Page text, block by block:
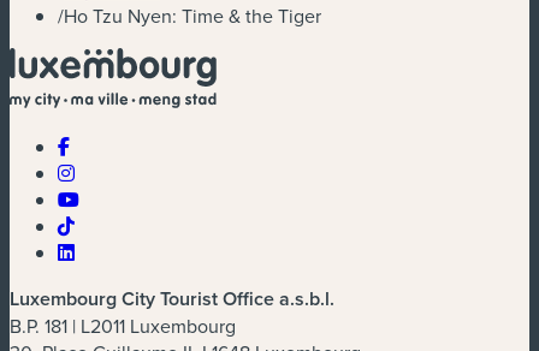
/Ho Tzu Nyen: Time & the Tiger
Luxembourg City Tourist Office a.s.b.l.
B.P. 181 | L2011 Luxembourg